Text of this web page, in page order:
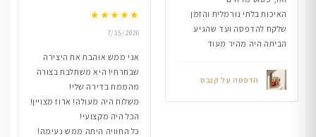
האיכות בלתי נורמלית והזמן
שלקח להדפסה ועד שהגיע
הביתה היה מהיר מעוד
הדפסה על קנבס
★★★★★
7/15/2026
אני ממש אוהבת את היצירה
שבחרתי! היא משתלבת בצורה
מהממת בדירה שלי!
משלוח היה מעולה! ארוז מצויין!
הכל היה מקצועי!
כל החוויה היתה ממש נעימה!